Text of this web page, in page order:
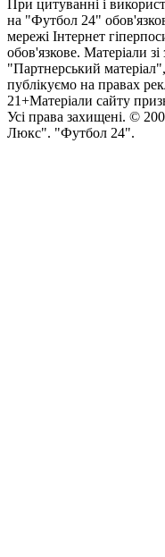
При цитуванні і
на "Футбол 24"
мережі Інтернет
обов'язкове. Матеріали
"Партнерський
публікуємо на правах
21+Матеріали сайту
Усi права захищенi. ©
Люкс". "Футбол 24".